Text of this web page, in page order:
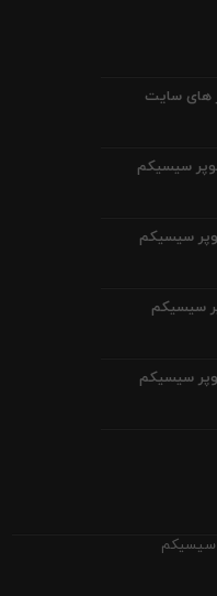
های سایت
سیسیکم
سیسیکم
سیسیکم
سیسیکم
سیسیکم